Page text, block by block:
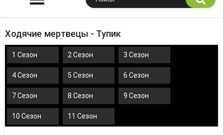
Ходячие мертвецы - Тупик
1 Сезон 2 Сезон 3 Сезон
4 Сезон 5 Сезон 6 Сезон
7 Сезон 8 Сезон 9 Сезон
10 Сезон 11 Сезон